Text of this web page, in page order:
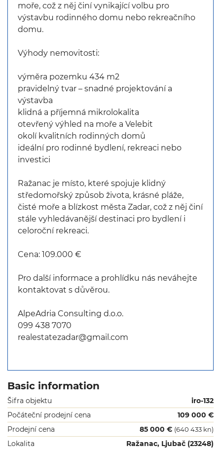
moře, což z něj činí vynikající volbu pro
výstavbu rodinného domu nebo rekreačního
domu.
Výhody nemovitosti:
výměra pozemku 434 m2
pravidelný tvar – snadné projektování a
výstavba
klidná a příjemná mikrolokalita
otevřený výhled na moře a Velebit
okolí kvalitních rodinných domů
ideální pro rodinné bydlení, rekreaci nebo
investici
Ražanac je místo, které spojuje klidný
středomořský způsob života, krásné pláže,
čisté moře a blízkost města Zadar, což z něj činí
stále vyhledávanější destinaci pro bydlení i
celoroční rekreaci.
Cena: 109.000 €
Pro další informace a prohlídku nás neváhejte
kontaktovat s důvěrou.
AlpeAdria Consulting d.o.o.
099 438 7070
realestatezadar@gmail.com
Basic information
Šifra objektu
iro-132
Počáteční prodejní cena
109 000 €
Prodejní cena
85 000 € (640 433 kn)
Lokalita
Ražanac, Ljubač (23248)